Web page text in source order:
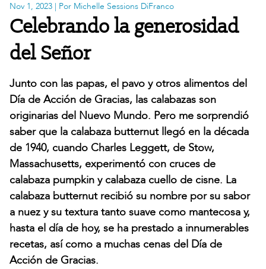
Nov 1, 2023 | Por Michelle Sessions DiFranco
Celebrando la generosidad
del Señor
Junto con las papas, el pavo y otros alimentos del
Día de Acción de Gracias, las calabazas son
originarias del Nuevo Mundo. Pero me sorprendió
saber que la calabaza butternut llegó en la década
de 1940, cuando Charles Leggett, de Stow,
Massachusetts, experimentó con cruces de
calabaza pumpkin y calabaza cuello de cisne. La
calabaza butternut recibió su nombre por su sabor
a nuez y su textura tanto suave como mantecosa y,
hasta el día de hoy, se ha prestado a innumerables
recetas, así como a muchas cenas del Día de
Acción de Gracias.